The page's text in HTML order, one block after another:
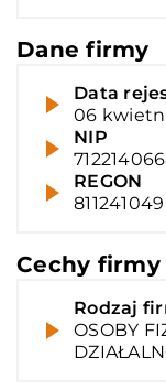
Dane firmy
Data
06
NIP
REGON
811241049
Cechy firmy
Rodzaj
OSOBY